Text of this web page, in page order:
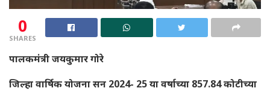
0
SHARES
पालकमंत्री जयकुमार गोरे
जिल्हा वार्षिक योजना सन 2024- 25 या वर्षाच्या 857.84 कोटीच्या